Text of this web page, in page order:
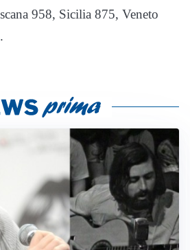
958, Sicilia 875, Veneto